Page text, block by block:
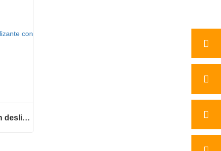
Minicargador de dirección deslizante a la venta